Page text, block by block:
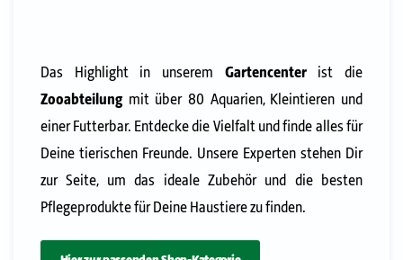
Das Highlight in unserem Gartencenterist die
Zooabteilungmit über 80 Aquarien, Kleintieren und
einer Futterbar. Entdecke die Vielfalt und finde alles für
Deine tierischen Freunde. Unsere Experten stehen Dir
zur Seite, um das ideale Zubehör und die besten
Pflegeprodukte für Deine Haustiere zu finden.